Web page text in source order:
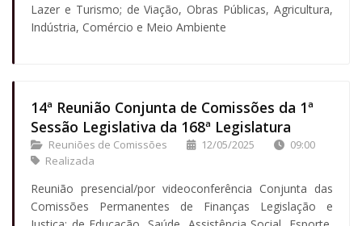
Lazer e Turismo; de Viação, Obras Públicas, Agricultura,
Indústria, Comércio e Meio Ambiente
14ª Reunião Conjunta de Comissões da 1ª
Sessão Legislativa da 168ª Legislatura
Reuniões de Comissões 12/05/2025
09:00
Realizada
Reunião presencial/por videoconferência Conjunta das
Comissões Permanentes de Finanças Legislação e